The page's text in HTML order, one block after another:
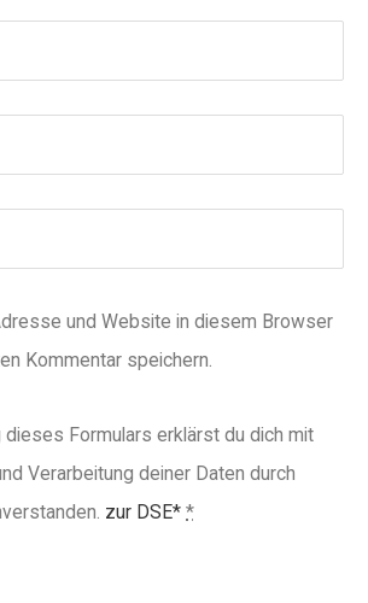
und Website in diesem Browser
Kommentar speichern.
Formulars erklärst du dich mit
Verarbeitung deiner Daten durch
zur DSE* *